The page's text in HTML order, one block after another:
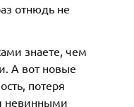
отнюдь не
знаете, чем
А вот новые
потеря
невинными